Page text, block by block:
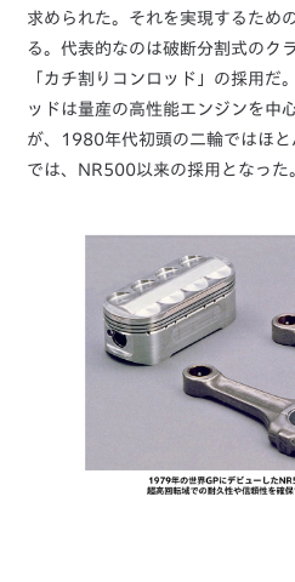
求められた。それを実現するため
る。代表的なのは破断分割式のク
「カチ割りコンロッド」の採用だ
ッドは量産の高性能エンジンを中
が、1980年代初頭の二輪ではほ
では、NR500以来の採用となった